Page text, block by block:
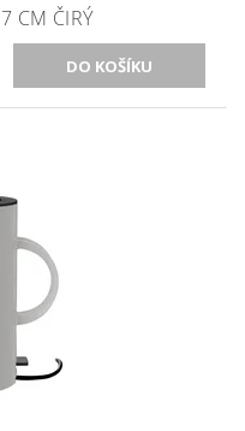
CM ČIRÝ